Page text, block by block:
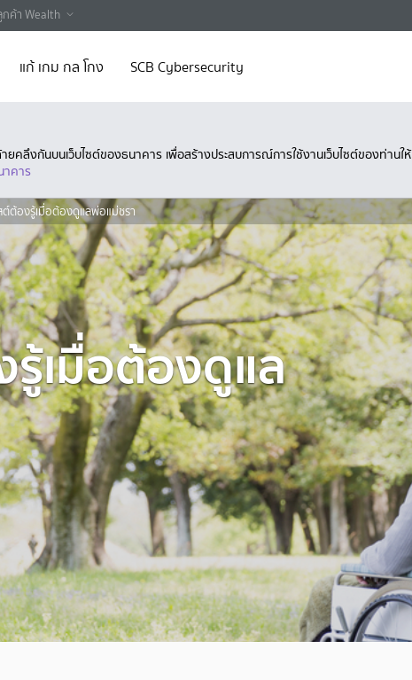
กค้า Wealth
แก้ เกม กล โกง SCB Cybersecurity
ยคลึงกันบนเว็บไซต์ของธนาคาร เพื่อสร้างประสบการณ์การใช้งานเว็บไซต์ของท่านให้
าคาร
ต์ต้องรู้เมื่อต้องดูแลพ่อแม่ชรา
เมื่อต้องดูแล